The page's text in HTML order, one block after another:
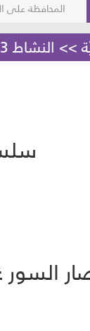
المحافظة على
قرآنيّة - مرحلة البراعم
غيبًا.